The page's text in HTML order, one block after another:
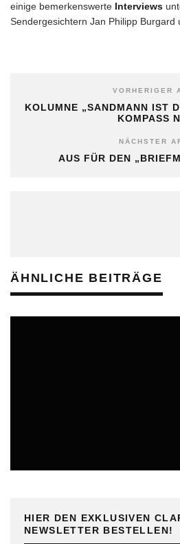
einige bemerkenswerte Interviews
Sendergesichtern Jan Philipp Burgard
VORHERIGER
KOLUMNE „SANDMANN IST
KOMPASS
NÄCHSTER
AUS FÜR DEN
ÄHNLICHE BEITRÄGE
HIER DEN EXKLUSIVEN
NEWSLETTER BESTELLEN!